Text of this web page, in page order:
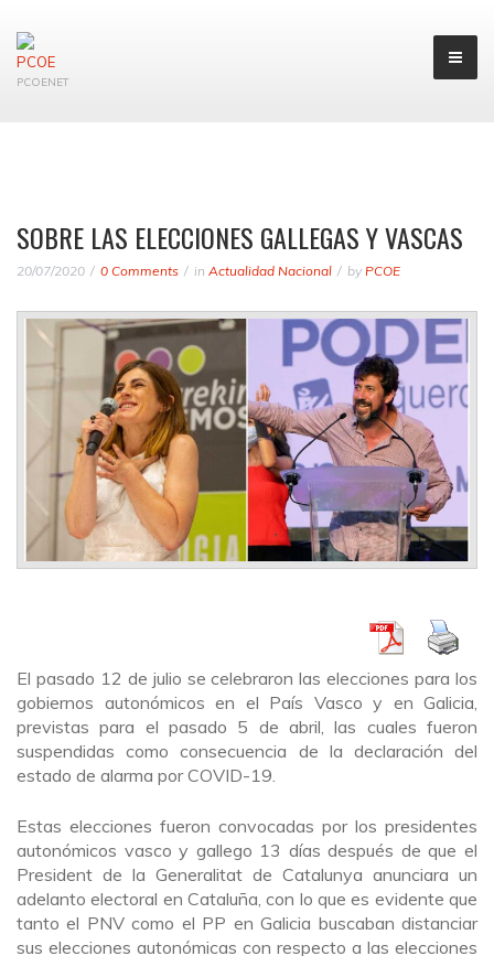
PCOENET
SOBRE LAS ELECCIONES GALLEGAS Y VASCAS
20/07/2020 0 Comments in Actualidad Nacional by PCOE
El pasado 12 de julio se celebraron las elecciones para los
gobiernos autonómicos en el País Vasco y en Galicia,
previstas para el pasado 5 de abril, las cuales fueron
suspendidas como consecuencia de la declaración del
estado de alarma por COVID-19.
Estas elecciones fueron convocadas por los presidentes
autonómicos vasco y gallego 13 días después de que el
President de la Generalitat de Catalunya anunciara un
adelanto electoral en Cataluña, con lo que es evidente que
tanto el PNV como el PP en Galicia buscaban distanciar
sus elecciones autonómicas con respecto a las elecciones